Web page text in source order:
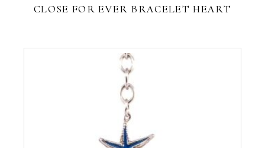
CLOSE FOR EVER BRACELET HEART